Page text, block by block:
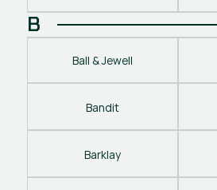
B
Ball & Jewell
Bandit
Barklay